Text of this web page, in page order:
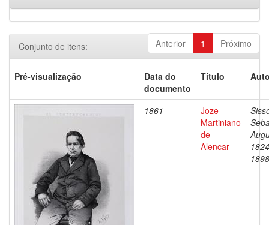
Anterior 1 Próximo
Conjunto de itens:
Pré-visualização
Data do
documento
Título
1861
Joze
Martiniano
de
Alencar
1898